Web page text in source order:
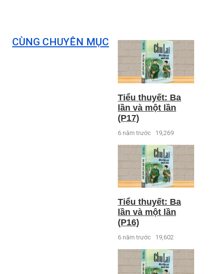
CÙNG CHUYÊN MỤC
Tiểu thuyết: Ba
lần và một lần
(P17)
6 năm trước 19,269
Tiểu thuyết: Ba
lần và một lần
(P16)
6 năm trước 19,602